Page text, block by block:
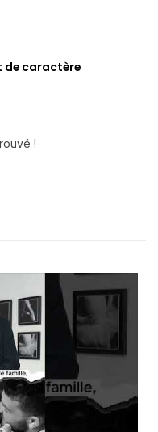
de caractère
!